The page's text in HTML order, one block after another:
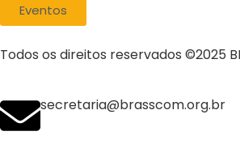
Eventos
Todos os direitos reservados ©2025
secretaria@brasscom.org.br